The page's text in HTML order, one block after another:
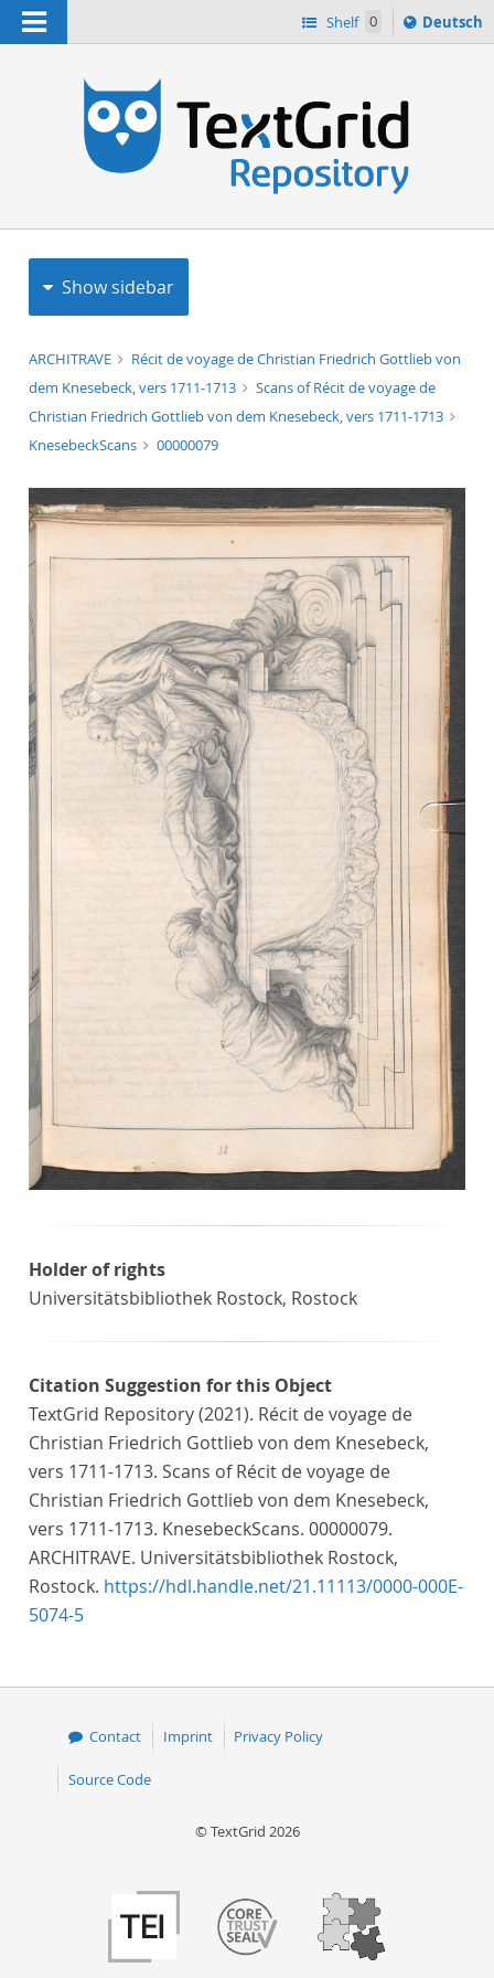
Navigation Shelf 0
Sprache
ï¿½ndern
Deutsch
Show sidebar
ARCHITRAVE
Récit de voyage de Christian Friedrich Gottlieb von
dem Knesebeck, vers 1711-1713
Scans of Récit de voyage de
Christian Friedrich Gottlieb von dem Knesebeck, vers 1711-1713
KnesebeckScans
00000079
Holder of rights
Universitätsbibliothek Rostock, Rostock
Citation Suggestion for this Object
TextGrid Repository (2021). Récit de voyage de
Christian Friedrich Gottlieb von dem Knesebeck,
vers 1711-1713. Scans of Récit de voyage de
Christian Friedrich Gottlieb von dem Knesebeck,
vers 1711-1713. KnesebeckScans. 00000079.
ARCHITRAVE. Universitätsbibliothek Rostock,
Rostock. https://hdl.handle.net/21.11113/0000-000E-
5074-5
Contact Imprint Privacy Policy
Source Code
© TextGrid 2026